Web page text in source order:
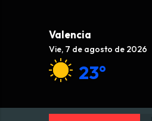
Valencia
Vie, 7 de agosto de 2026
23°